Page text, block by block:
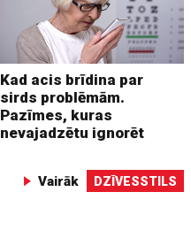
Kad acis brīdina par
sirds problēmām.
Pazīmes, kuras
nevajadzētu ignorēt
Vairāk DZĪVESSTILS